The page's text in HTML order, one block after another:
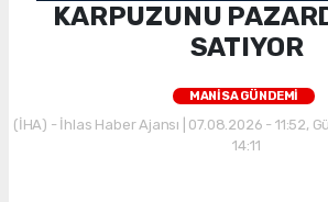
KARPUZUNU
SATIYOR
MANİSA GÜNDEMİ
(İHA) - İhlas Haber Ajansı | 07.08.2026 - 11:52,
14:11